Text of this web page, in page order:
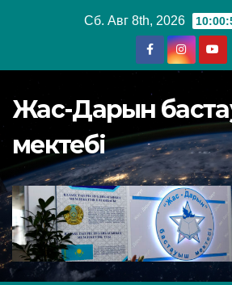
Сб. Авг 8th, 2026
Жас-Дарын
мектебі